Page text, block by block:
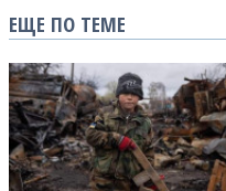
ЕЩЕ ПО ТЕМЕ